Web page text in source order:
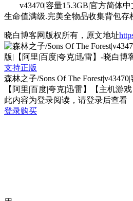
v43470|容量15.3GB|官方简体
生命值满级.完美全物品收集背包存
晓白博客网版权所有，原文地址
支持正版
森林之子/Sons Of The
【阿里|百度|夸克|迅雷】【主机游戏
此内容为登录阅读，请登录后查看
登录购买